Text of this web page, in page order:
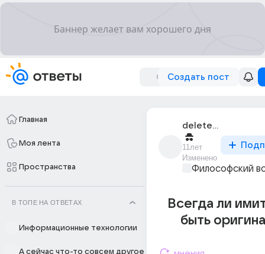
Создать пост
Главная
Моя лента
Пространства
В ТОПЕ НА ОТВЕТАХ
Информационные технологии
А сейчас что-то совсем другое
deleted_68316901_
11лет
Изменено
Философский
Всегда ли
быть